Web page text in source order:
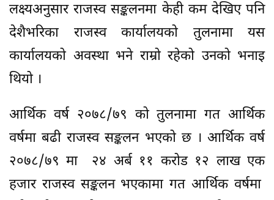
लक्ष्यअनुसार राजस्व सङ्कलनमा केही कम देखिए पनि
देशैभरिका राजस्व कार्यालयको तुलनामा यस
कार्यालयको अवस्था भने राम्रो रहेको उनको भनाइ
थियो ।
आर्थिक वर्ष २०७८/७९ को तुलनामा गत आर्थिक
वर्षमा बढी राजस्व सङ्कलन भएको छ । आर्थिक वर्ष
२०७८/७९ मा २४ अर्ब ११ करोड १२ लाख एक
हजार राजस्व सङ्कलन भएकामा गत आर्थिक वर्षमा